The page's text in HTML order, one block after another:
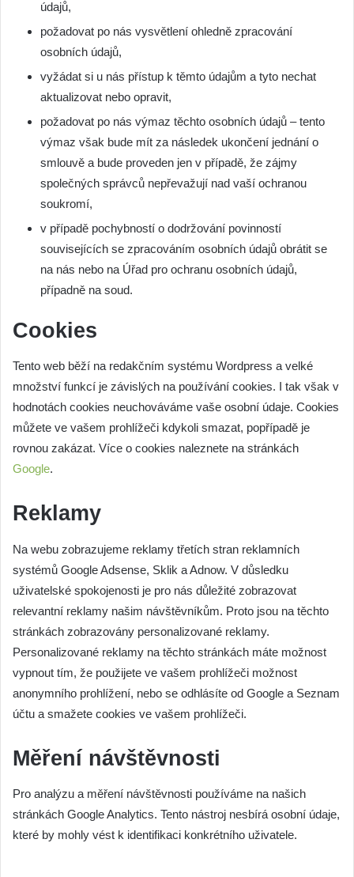
údajů,
požadovat po nás vysvětlení ohledně zpracování
osobních údajů,
vyžádat si u nás přístup k těmto údajům a tyto nechat
aktualizovat nebo opravit,
požadovat po nás výmaz těchto osobních údajů – tento
výmaz však bude mít za následek ukončení jednání o
smlouvě a bude proveden jen v případě, že zájmy
společných správců nepřevažují nad vaší ochranou
soukromí,
v případě pochybností o dodržování povinností
souvisejících se zpracováním osobních údajů obrátit se
na nás nebo na Úřad pro ochranu osobních údajů,
případně na soud.
Cookies
Tento web běží na redakčním systému Wordpress a velké
množství funkcí je závislých na používání cookies. I tak však v
hodnotách cookies neuchováváme vaše osobní údaje. Cookies
můžete ve vašem prohlížeči kdykoli smazat, popřípadě je
rovnou zakázat. Více o cookies naleznete na stránkách
Google.
Reklamy
Na webu zobrazujeme reklamy třetích stran reklamních
systémů Google Adsense, Sklik a Adnow. V důsledku
uživatelské spokojenosti je pro nás důležité zobrazovat
relevantní reklamy našim návštěvníkům. Proto jsou na těchto
stránkách zobrazovány personalizované reklamy.
Personalizované reklamy na těchto stránkách máte možnost
vypnout tím, že použijete ve vašem prohlížeči možnost
anonymního prohlížení, nebo se odhlásíte od Google a Seznam
účtu a smažete cookies ve vašem prohlížeči.
Měření návštěvnosti
Pro analýzu a měření návštěvnosti používáme na našich
stránkách Google Analytics. Tento nástroj nesbírá osobní údaje,
které by mohly vést k identifikaci konkrétního uživatele.